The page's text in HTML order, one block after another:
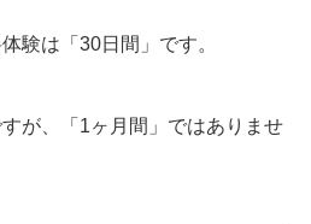
験は「30日間」です。
が、「1ヶ月間」ではありませ